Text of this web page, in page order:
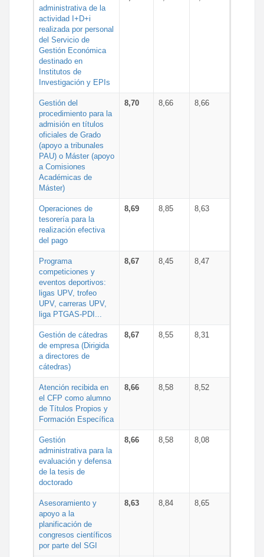
administrativa de la
actividad I+D+i
realizada por personal
del Servicio de
Gestión Económica
destinado en
Institutos de
Investigación y EPIs
Gestión del
procedimiento para la
admisión en títulos
oficiales de Grado
(apoyo a tribunales
PAU) o Máster (apoyo
a Comisiones
Académicas de
Máster)
8,70 8,66 8,66
Operaciones de
tesorería para la
realización efectiva
del pago
8,69 8,85 8,63
Programa
competiciones y
eventos deportivos:
ligas UPV, trofeo
UPV, carreras UPV,
liga PTGAS-PDI...
8,67 8,45 8,47
Gestión de cátedras
de empresa (Dirigida
a directores de
cátedras)
8,67 8,55 8,31
Atención recibida en
el CFP como alumno
de Títulos Propios y
Formación Específica
8,66 8,58 8,52
Gestión
administrativa para la
evaluación y defensa
de la tesis de
doctorado
8,66 8,58 8,08
Asesoramiento y
apoyo a la
planificación de
congresos científicos
por parte del SGI
8,63 8,84 8,65